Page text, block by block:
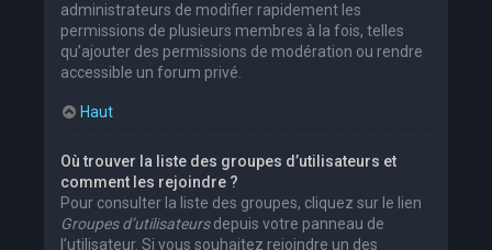
administrateurs de modifier rapidement les
permissions de plusieurs membres à la fois, telles
qu’ajouter des permissions de modération ou rendre
accessible un forum privé.
Haut
Où trouver la liste des groupes d’utilisateurs et
comment les rejoindre ?
Pour consulter la liste des groupes, cliquez sur le lien
Groupes d’utilisateursdepuis votre panneau de
l’utilisateur. Si vous souhaitez rejoindre un des